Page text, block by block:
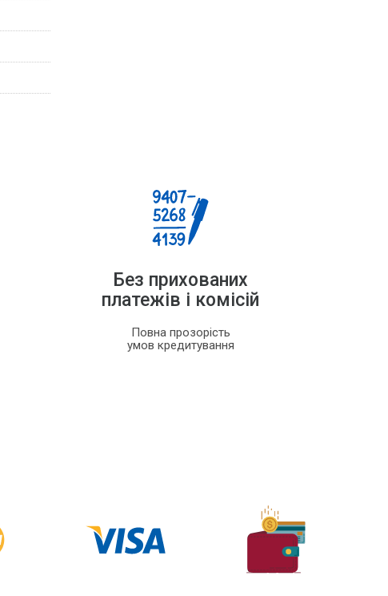
Без прихованих
платежів і комісій
Повна прозорість
умов кредитування